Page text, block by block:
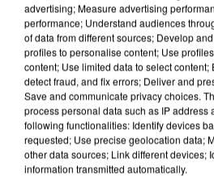
UN SECOND CADRE DE LA
INTERPELLÉ EN ALGÉRIE
advertising; Measure advertising
performance; Understand audiences
of data from different sources; Develop
profiles to personalise content; Use
content; Use limited data to select content;
detect fraud, and fix errors; Deliver and
Save and communicate privacy choices.
process personal data such as IP address
following functionalities: Identify devices
requested; Use precise geolocation data;
other data sources; Link different devices;
information transmitted automatically.